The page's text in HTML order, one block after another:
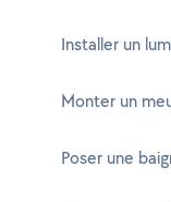
Installer un
Monter un
Poser une